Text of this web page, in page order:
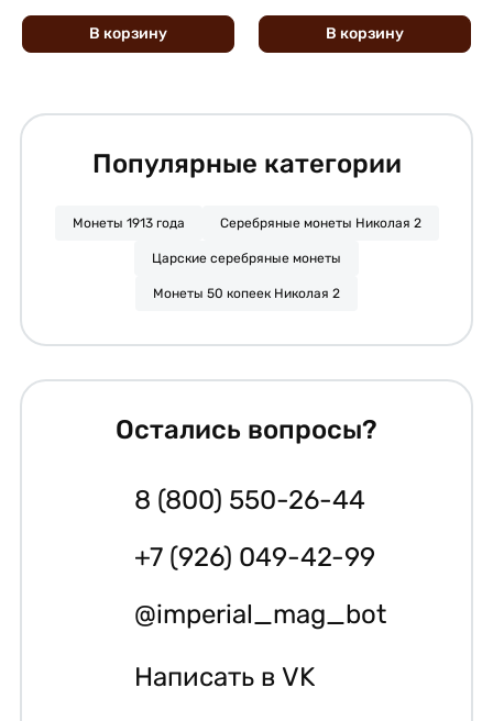
В корзину В корзину
Популярные категории
Монеты 1913 года Серебряные монеты Николая 2
Царские серебряные монеты
Монеты 50 копеек Николая 2
Остались вопросы?
8 (800) 550-26-44
+7 (926) 049-42-99
@imperial_mag_bot
Написать в VK